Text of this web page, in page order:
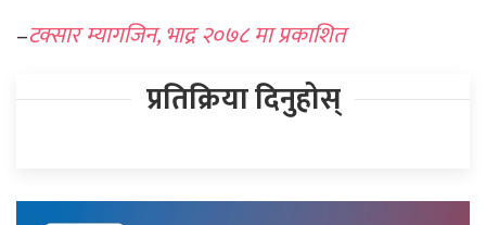
–टक्सार म्यागजिन, भाद्र २०७८ मा प्रकाशित
प्रतिक्रिया दिनुहोस्